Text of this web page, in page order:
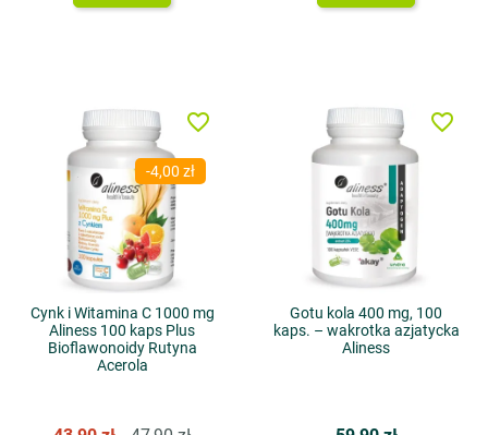
-4,00 zł
Cynk i Witamina C 1000 mg
Aliness 100 kaps Plus
Bioflawonoidy Rutyna
Acerola
favorite_border
Gotu kola 400 mg, 100
kaps. – wakrotka azjatycka
Aliness
favorite_border